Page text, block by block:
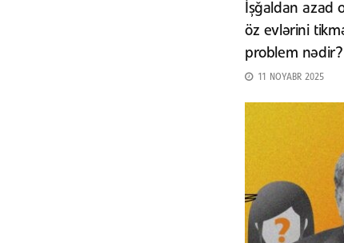
İşğaldan azad
öz evlərini
problem
11 NOYABR 2025